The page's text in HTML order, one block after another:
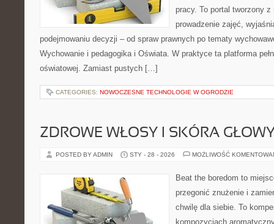
pracy. To portal tworzony
prowadzenie zajęć,
podejmowaniu decyzji – od spraw prawnych po tematy
Wychowanie i pedagogika i Oświata. W praktyce ta platforma
oświatowej. Zamiast pustych […]
CATEGORIES: NOWOCZESNE TECHNOLOGIE W OGRODZIE
ZDROWE WŁOSY I SKÓRA
POSTED BY ADMIN STY - 28 - 2026 MOŻLIWOŚĆ
Beat the boredom to
przegonić znużenie i
chwilę dla siebie. To
kompozycjach